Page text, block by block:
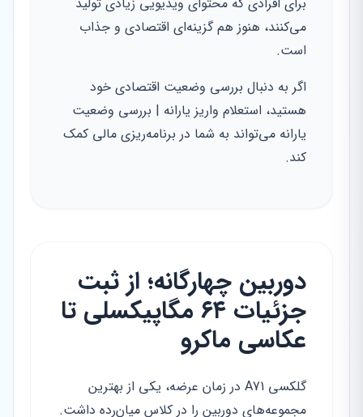
می‌کنند، هنوز هم گزینه‌ای اقتصادی و جذاب
است.
اگر به دنبال بررسی وضعیت اقتصادی خود
هستید، استعلام واریز یارانه | بررسی وضعیت
یارانه می‌تواند به شما در برنامه‌ریزی مالی کمک
کند.
دوربین چهارگانه؛ از ثبت
جزئیات ۶۴ مگاپیکسلی تا
عکاسی ماکرو
گلکسی A71 در زمان عرضه، یکی از بهترین
مجموعه‌های دوربین را در کلاس میان‌رده داشت.